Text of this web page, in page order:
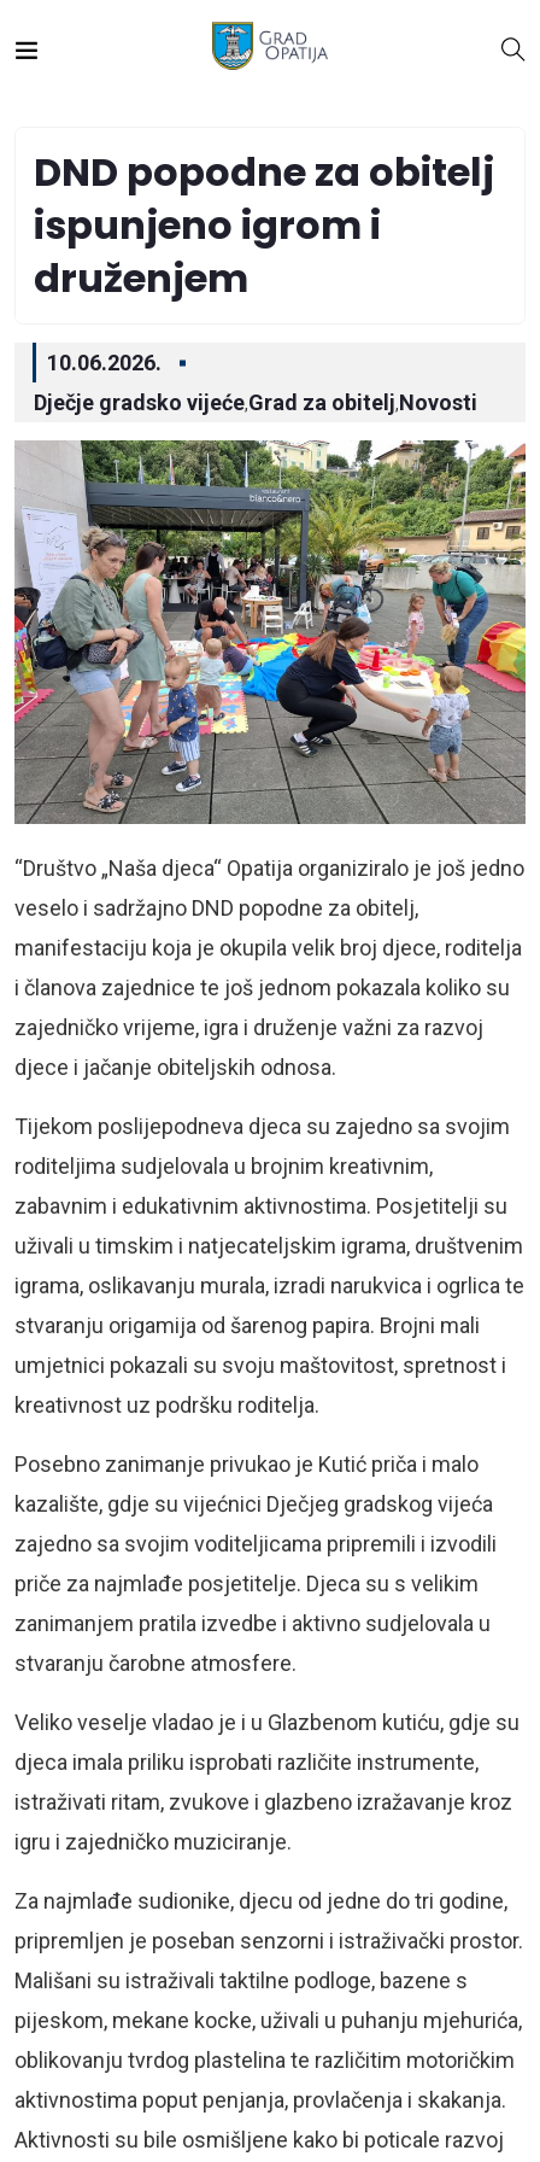
DND popodne za obitelj
ispunjeno igrom i
druženjem
10.06.2026.
Dječje gradsko vijeće,Grad za obitelj,Novosti
“Društvo „Naša djeca“ Opatija organiziralo je još jedno
veselo i sadržajno DND popodne za obitelj,
manifestaciju koja je okupila velik broj djece, roditelja
i članova zajednice te još jednom pokazala koliko su
zajedničko vrijeme, igra i druženje važni za razvoj
djece i jačanje obiteljskih odnosa.
Tijekom poslijepodneva djeca su zajedno sa svojim
roditeljima sudjelovala u brojnim kreativnim,
zabavnim i edukativnim aktivnostima. Posjetitelji su
uživali u timskim i natjecateljskim igrama, društvenim
igrama, oslikavanju murala, izradi narukvica i ogrlica te
stvaranju origamija od šarenog papira. Brojni mali
umjetnici pokazali su svoju maštovitost, spretnost i
kreativnost uz podršku roditelja.
Posebno zanimanje privukao je Kutić priča i malo
kazalište, gdje su vijećnici Dječjeg gradskog vijeća
zajedno sa svojim voditeljicama pripremili i izvodili
priče za najmlađe posjetitelje. Djeca su s velikim
zanimanjem pratila izvedbe i aktivno sudjelovala u
stvaranju čarobne atmosfere.
Veliko veselje vladao je i u Glazbenom kutiću, gdje su
djeca imala priliku isprobati različite instrumente,
istraživati ritam, zvukove i glazbeno izražavanje kroz
igru i zajedničko muziciranje.
Za najmlađe sudionike, djecu od jedne do tri godine,
pripremljen je poseban senzorni i istraživački prostor.
Mališani su istraživali taktilne podloge, bazene s
pijeskom, mekane kocke, uživali u puhanju mjehurića,
oblikovanju tvrdog plastelina te različitim motoričkim
aktivnostima poput penjanja, provlačenja i skakanja.
Aktivnosti su bile osmišljene kako bi poticale razvoj